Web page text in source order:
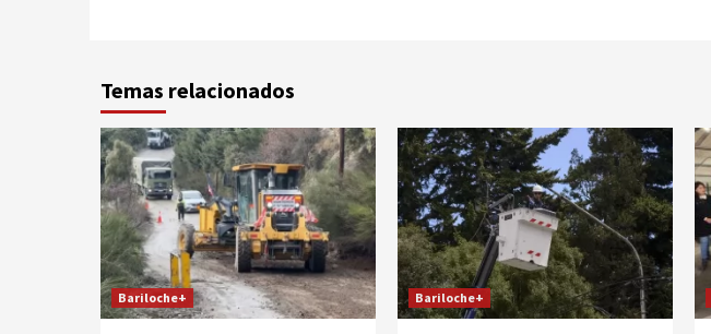
Temas relacionados
Bariloche+ Bariloche+